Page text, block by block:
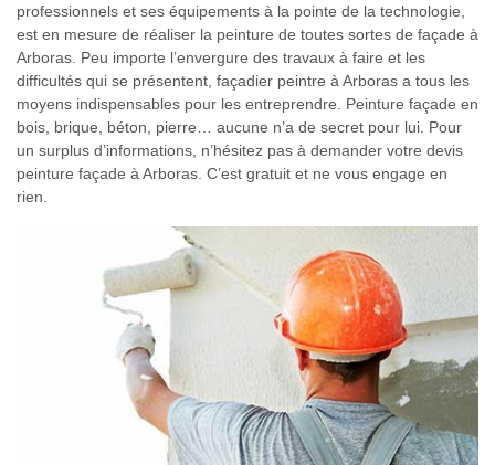
professionnels et ses équipements à la pointe de la technologie,
est en mesure de réaliser la peinture de toutes sortes de façade à
Arboras. Peu importe l’envergure des travaux à faire et les
difficultés qui se présentent, façadier peintre à Arboras a tous les
moyens indispensables pour les entreprendre. Peinture façade en
bois, brique, béton, pierre… aucune n’a de secret pour lui. Pour
un surplus d’informations, n’hésitez pas à demander votre devis
peinture façade à Arboras. C’est gratuit et ne vous engage en
rien.